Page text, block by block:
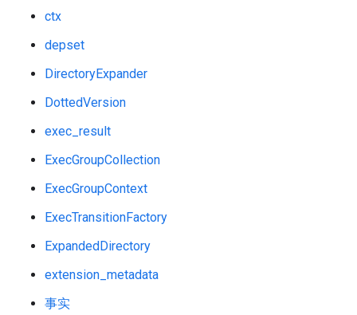
ctx
depset
DirectoryExpander
DottedVersion
exec_result
ExecGroupCollection
ExecGroupContext
ExecTransitionFactory
ExpandedDirectory
extension_metadata
事实